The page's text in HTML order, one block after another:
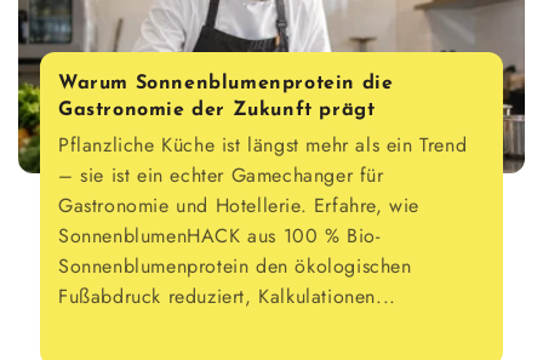
Warum Sonnenblumenprotein die
Gastronomie der Zukunft prägt
Pflanzliche Küche ist längst mehr als ein Trend
– sie ist ein echter Gamechanger für
Gastronomie und Hotellerie. Erfahre, wie
SonnenblumenHACK aus 100 % Bio-
Sonnenblumenprotein den ökologischen
Fußabdruck reduziert, Kalkulationen...